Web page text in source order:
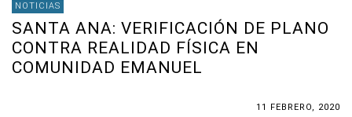
NOTICIAS
SANTA ANA: VERIFICACIÓN DE PLANO
CONTRA REALIDAD FÍSICA EN
COMUNIDAD EMANUEL
11 FEBRERO, 2020